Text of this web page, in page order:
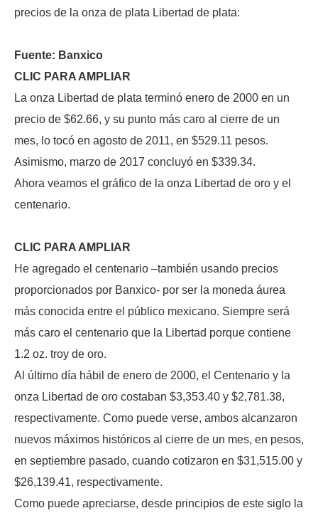
precios de la onza de plata Libertad de plata:
Fuente: Banxico
CLIC PARA AMPLIAR
La onza Libertad de plata terminó enero de 2000 en un
precio de $62.66, y su punto más caro al cierre de un
mes, lo tocó en agosto de 2011, en $529.11 pesos.
Asimismo, marzo de 2017 concluyó en $339.34.
Ahora veamos el gráfico de la onza Libertad de oro y el
centenario.
CLIC PARA AMPLIAR
He agregado el centenario –también usando precios
proporcionados por Banxico- por ser la moneda áurea
más conocida entre el público mexicano. Siempre será
más caro el centenario que la Libertad porque contiene
1.2 oz. troy de oro.
Al último día hábil de enero de 2000, el Centenario y la
onza Libertad de oro costaban $3,353.40 y $2,781.38,
respectivamente. Como puede verse, ambos alcanzaron
nuevos máximos históricos al cierre de un mes, en pesos,
en septiembre pasado, cuando cotizaron en $31,515.00 y
$26,139.41, respectivamente.
Como puede apreciarse, desde principios de este siglo la